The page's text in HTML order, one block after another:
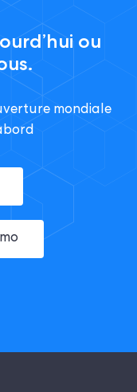
ou
mondiale